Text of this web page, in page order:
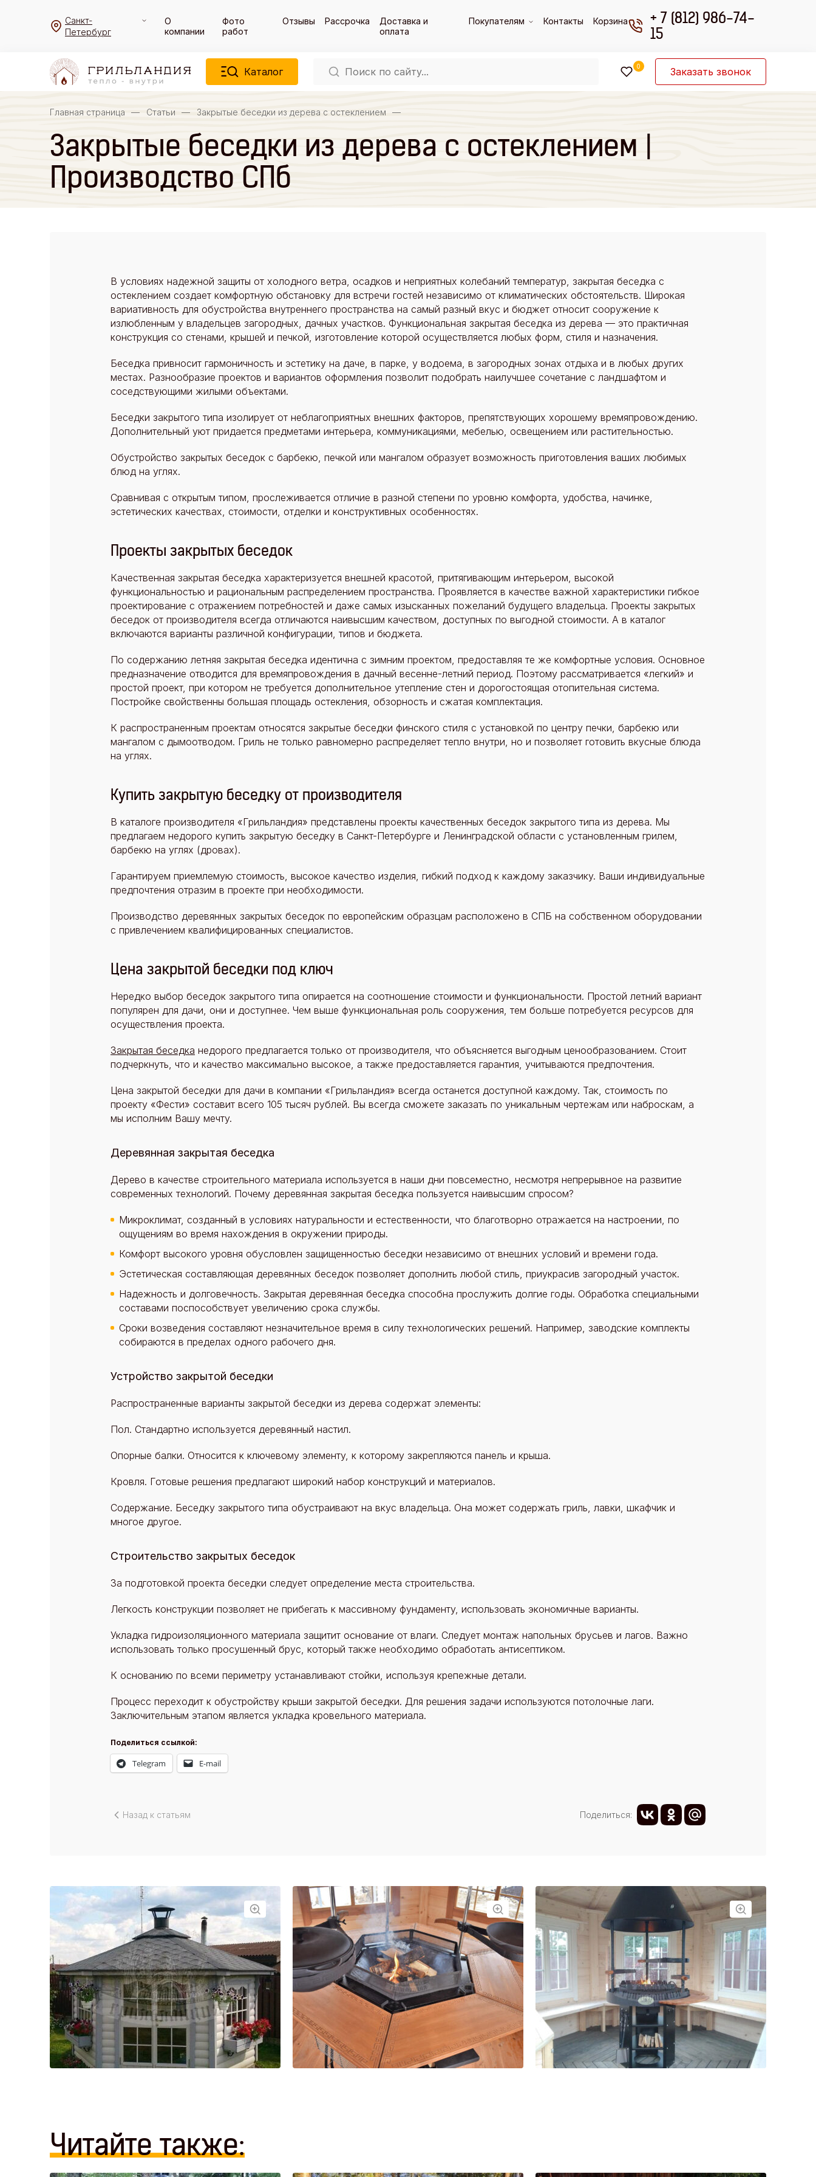
Санкт-
Петербург
О
компании
Фото
работ
Отзывы Рассрочка
Доставка и
оплата
Покупателям Контакты Корзина
+ 7 (812) 986-74-
15
Каталог 0 Заказать звонок
Главная страница — Статьи — Закрытые беседки из дерева с остеклением —
Закрытые беседки из дерева с остеклением |
Производство СПб
В условиях надежной защиты от холодного ветра, осадков и неприятных колебаний температур, закрытая беседка с
остеклением создает комфортную обстановку для встречи гостей независимо от климатических обстоятельств. Широкая
вариативность для обустройства внутреннего пространства на самый разный вкус и бюджет относит сооружение к
излюбленным у владельцев загородных, дачных участков. Функциональная закрытая беседка из дерева — это практичная
конструкция со стенами, крышей и печкой, изготовление которой осуществляется любых форм, стиля и назначения.
Беседка привносит гармоничность и эстетику на даче, в парке, у водоема, в загородных зонах отдыха и в любых других
местах. Разнообразие проектов и вариантов оформления позволит подобрать наилучшее сочетание с ландшафтом и
соседствующими жилыми объектами.
Беседки закрытого типа изолирует от неблагоприятных внешних факторов, препятствующих хорошему времяпровождению.
Дополнительный уют придается предметами интерьера, коммуникациями, мебелью, освещением или растительностью.
Обустройство закрытых беседок с барбекю, печкой или мангалом образует возможность приготовления ваших любимых
блюд на углях.
Сравнивая с открытым типом, прослеживается отличие в разной степени по уровню комфорта, удобства, начинке,
эстетических качествах, стоимости, отделки и конструктивных особенностях.
Проекты закрытых беседок
Качественная закрытая беседка характеризуется внешней красотой, притягивающим интерьером, высокой
функциональностью и рациональным распределением пространства. Проявляется в качестве важной характеристики гибкое
проектирование с отражением потребностей и даже самых изысканных пожеланий будущего владельца. Проекты закрытых
беседок от производителя всегда отличаются наивысшим качеством, доступных по выгодной стоимости. А в каталог
включаются варианты различной конфигурации, типов и бюджета.
По содержанию летняя закрытая беседка идентична с зимним проектом, предоставляя те же комфортные условия. Основное
предназначение отводится для времяпровождения в дачный весенне-летний период. Поэтому рассматривается «легкий» и
простой проект, при котором не требуется дополнительное утепление стен и дорогостоящая отопительная система.
Постройке свойственны большая площадь остекления, обзорность и сжатая комплектация.
К распространенным проектам относятся закрытые беседки финского стиля с установкой по центру печки, барбекю или
мангалом с дымоотводом. Гриль не только равномерно распределяет тепло внутри, но и позволяет готовить вкусные блюда
на углях.
Купить закрытую беседку от производителя
В каталоге производителя «Грильландия» представлены проекты качественных беседок закрытого типа из дерева. Мы
предлагаем недорого купить закрытую беседку в Санкт-Петербурге и Ленинградской области с установленным грилем,
барбекю на углях (дровах).
Гарантируем приемлемую стоимость, высокое качество изделия, гибкий подход к каждому заказчику. Ваши индивидуальные
предпочтения отразим в проекте при необходимости.
Производство деревянных закрытых беседок по европейским образцам расположено в СПБ на собственном оборудовании
с привлечением квалифицированных специалистов.
Цена закрытой беседки под ключ
Нередко выбор беседок закрытого типа опирается на соотношение стоимости и функциональности. Простой летний вариант
популярен для дачи, они и доступнее. Чем выше функциональная роль сооружения, тем больше потребуется ресурсов для
осуществления проекта.
Закрытая беседка недорого предлагается только от производителя, что объясняется выгодным ценообразованием. Стоит
подчеркнуть, что и качество максимально высокое, а также предоставляется гарантия, учитываются предпочтения.
Цена закрытой беседки для дачи в компании «Грильландия» всегда останется доступной каждому. Так, стоимость по
проекту «Фести» составит всего 105 тысяч рублей. Вы всегда сможете заказать по уникальным чертежам или наброскам, а
мы исполним Вашу мечту.
Деревянная закрытая беседка
Дерево в качестве строительного материала используется в наши дни повсеместно, несмотря непрерывное на развитие
современных технологий. Почему деревянная закрытая беседка пользуется наивысшим спросом?
Микроклимат, созданный в условиях натуральности и естественности, что благотворно отражается на настроении, по
ощущениям во время нахождения в окружении природы.
Комфорт высокого уровня обусловлен защищенностью беседки независимо от внешних условий и времени года.
Эстетическая составляющая деревянных беседок позволяет дополнить любой стиль, приукрасив загородный участок.
Надежность и долговечность. Закрытая деревянная беседка способна прослужить долгие годы. Обработка специальными
составами поспособствует увеличению срока службы.
Сроки возведения составляют незначительное время в силу технологических решений. Например, заводские комплекты
собираются в пределах одного рабочего дня.
Устройство закрытой беседки
Распространенные варианты закрытой беседки из дерева содержат элементы:
Пол. Стандартно используется деревянный настил.
Опорные балки. Относится к ключевому элементу, к которому закрепляются панель и крыша.
Кровля. Готовые решения предлагают широкий набор конструкций и материалов.
Содержание. Беседку закрытого типа обустраивают на вкус владельца. Она может содержать гриль, лавки, шкафчик и
многое другое.
Строительство закрытых беседок
За подготовкой проекта беседки следует определение места строительства.
Легкость конструкции позволяет не прибегать к массивному фундаменту, использовать экономичные варианты.
Укладка гидроизоляционного материала защитит основание от влаги. Следует монтаж напольных брусьев и лагов. Важно
использовать только просушенный брус, который также необходимо обработать антисептиком.
К основанию по всеми периметру устанавливают стойки, используя крепежные детали.
Процесс переходит к обустройству крыши закрытой беседки. Для решения задачи используются потолочные лаги.
Заключительным этапом является укладка кровельного материала.
Поделиться ссылкой:
Telegram E-mail
Назад к статьям Поделиться:
Читайте также: